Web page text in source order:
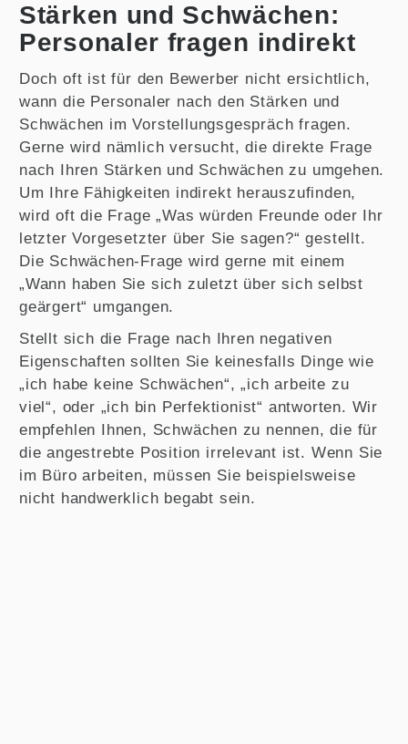
Stärken und Schwächen:
Personaler fragen indirekt
Doch oft ist für den Bewerber nicht ersichtlich,
wann die Personaler nach den Stärken und
Schwächen im Vorstellungsgespräch fragen.
Gerne wird nämlich versucht, die direkte Frage
nach Ihren Stärken und Schwächen zu umgehen.
Um Ihre Fähigkeiten indirekt herauszufinden,
wird oft die Frage „Was würden Freunde oder Ihr
letzter Vorgesetzter über Sie sagen?“ gestellt.
Die Schwächen-Frage wird gerne mit einem
„Wann haben Sie sich zuletzt über sich selbst
geärgert“ umgangen.
Stellt sich die Frage nach Ihren negativen
Eigenschaften sollten Sie keinesfalls Dinge wie
„ich habe keine Schwächen“, „ich arbeite zu
viel“, oder „ich bin Perfektionist“ antworten. Wir
empfehlen Ihnen, Schwächen zu nennen, die für
die angestrebte Position irrelevant ist. Wenn Sie
im Büro arbeiten, müssen Sie beispielsweise
nicht handwerklich begabt sein.